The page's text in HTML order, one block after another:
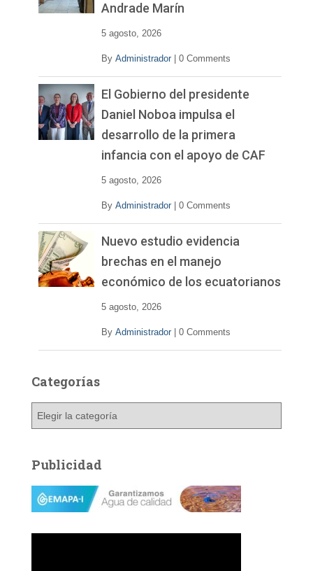
Andrade Marín
5 agosto, 2026
By Administrador 0 Comments
El Gobierno del presidente
Daniel Noboa impulsa el
desarrollo de la primera
infancia con el apoyo de CAF
5 agosto, 2026
By Administrador 0 Comments
Nuevo estudio evidencia
brechas en el manejo
económico de los ecuatorianos
5 agosto, 2026
By Administrador 0 Comments
Categorías
g
o
a
Publicidad